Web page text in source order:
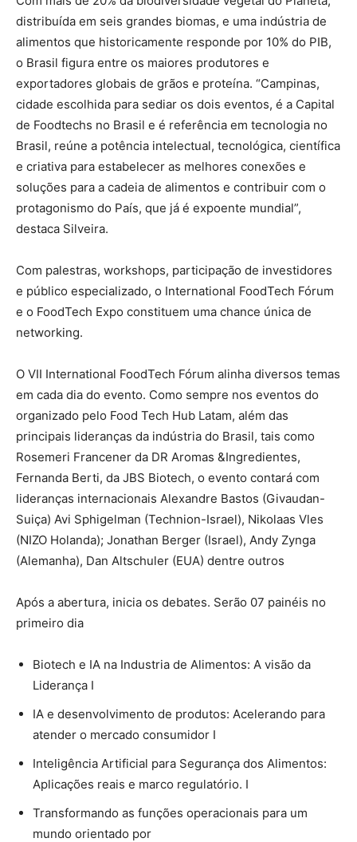
distribuída em seis grandes biomas, e uma indústria de
alimentos que historicamente responde por 10% do PIB,
o Brasil figura entre os maiores produtores e
exportadores globais de grãos e proteína. “Campinas,
cidade escolhida para sediar os dois eventos, é a Capital
de Foodtechs no Brasil e é referência em tecnologia no
Brasil, reúne a potência intelectual, tecnológica, científica
e criativa para estabelecer as melhores conexões e
soluções para a cadeia de alimentos e contribuir com o
protagonismo do País, que já é expoente mundial”,
destaca Silveira.
Com palestras, workshops, participação de investidores
e público especializado, o International FoodTech Fórum
e o FoodTech Expo constituem uma chance única de
networking.
O VII International FoodTech Fórum alinha diversos temas
em cada dia do evento. Como sempre nos eventos do
organizado pelo Food Tech Hub Latam, além das
principais lideranças da indústria do Brasil, tais como
Rosemeri Francener da DR Aromas &Ingredientes,
Fernanda Berti, da JBS Biotech, o evento contará com
lideranças internacionais Alexandre Bastos (Givaudan-
Suiça) Avi Sphigelman (Technion-Israel), Nikolaas Vles
(NIZO Holanda); Jonathan Berger (Israel), Andy Zynga
(Alemanha), Dan Altschuler (EUA) dentre outros
Após a abertura, inicia os debates. Serão 07 painéis no
primeiro dia
Biotech e IA na Industria de Alimentos: A visão da
Liderança I
IA e desenvolvimento de produtos: Acelerando para
atender o mercado consumidor I
Inteligência Artificial para Segurança dos Alimentos:
Aplicações reais e marco regulatório. I
Transformando as funções operacionais para um
mundo orientado por